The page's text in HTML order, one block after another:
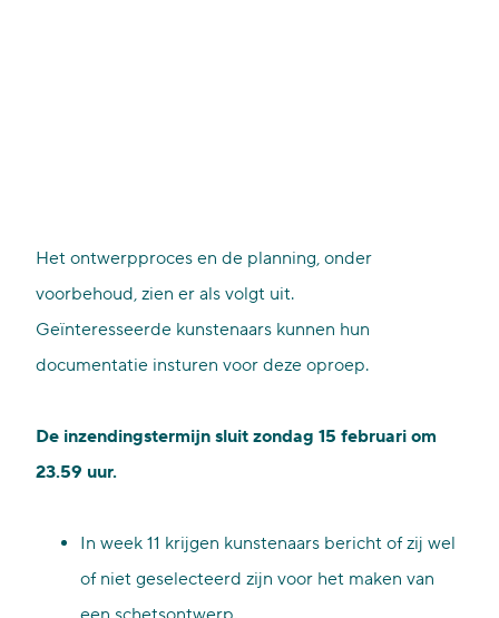
Het ontwerpproces en de planning, onder
voorbehoud, zien er als volgt uit.
Geïnteresseerde kunstenaars kunnen hun
documentatie insturen voor deze oproep.
De inzendingstermijn sluit zondag 15 februari om
23.59 uur.
In week 11 krijgen kunstenaars bericht of zij wel
of niet geselecteerd zijn voor het maken van